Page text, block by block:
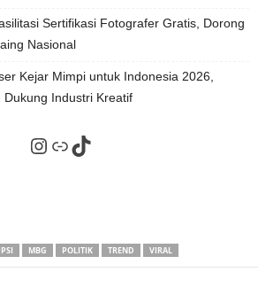
Sertifikasi Fotografer Gratis, Dorong
Nasional
Kejar Mimpi untuk Indonesia 2026,
Industri Kreatif
Instagram
Tautan
TikTok
MBG POLITIK TREND VIRAL